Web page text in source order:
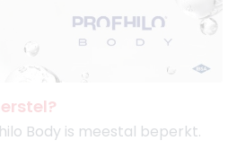
Body is meestal beperkt.